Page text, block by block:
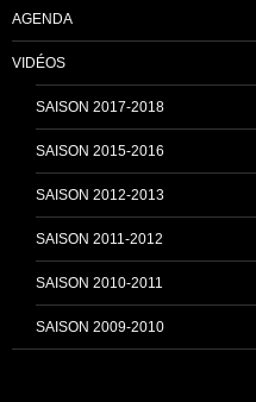
AGENDA
VIDÉOS
SAISON 2017-2018
SAISON 2015-2016
SAISON 2012-2013
SAISON 2011-2012
SAISON 2010-2011
SAISON 2009-2010